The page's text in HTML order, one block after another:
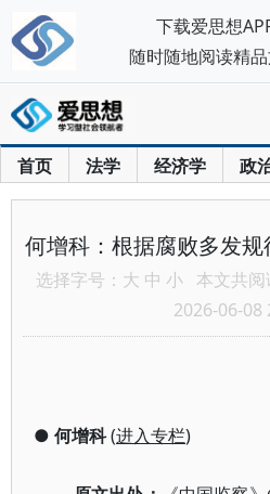
首页 法学 经济学 政
何增科：根据腐败多发
选择字号： 大 中 小 本文共阅
2026-06-08
● 何增科(进入专栏)
下载爱思想
随时随地阅读精